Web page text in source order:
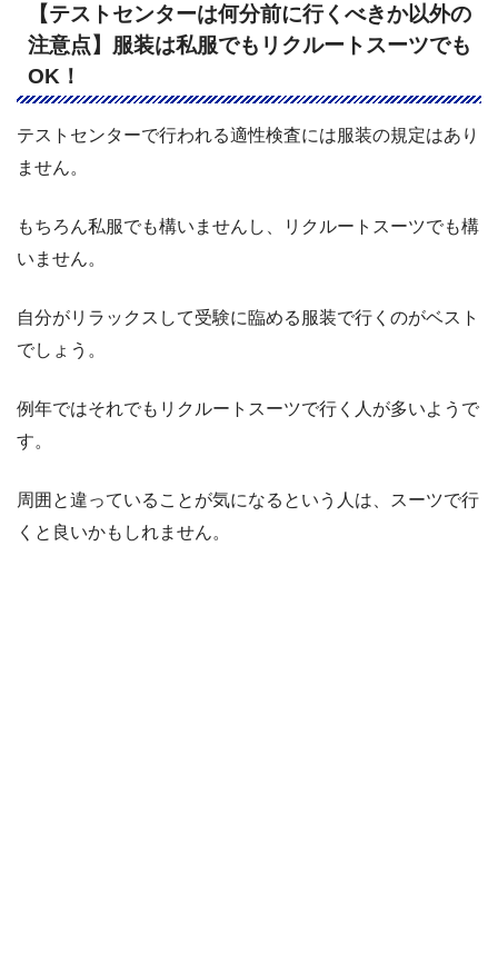
【テストセンターは何分前に行くべきか以外の
注意点】服装は私服でもリクルートスーツでも
OK！
テストセンターで行われる適性検査には服装の規定はあり
ません。
もちろん私服でも構いませんし、リクルートスーツでも構
いません。
自分がリラックスして受験に臨める服装で行くのがベスト
でしょう。
例年ではそれでもリクルートスーツで行く人が多いようで
す。
周囲と違っていることが気になるという人は、スーツで行
くと良いかもしれません。